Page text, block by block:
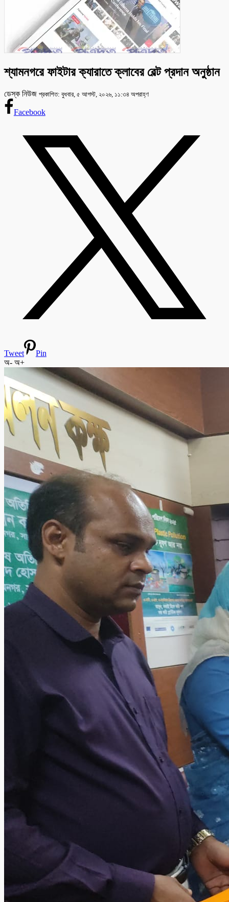
শ্যামনগরে ফাইটার ক্যারাতে ক্লাবের বেল্ট প্রদান অনুষ্ঠান
ডেস্ক নিউজ প্রকাশিত: বুধবার, ৫ আগস্ট, ২০২৬, ১১:৩৪ অপরাহ্ণ
Facebook
Tweet
Pin
অ- অ+